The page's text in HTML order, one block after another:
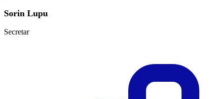
Sorin Lupu
Secretar